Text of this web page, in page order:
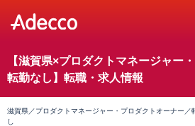
【滋賀県×プロダクトマネージャー
転勤なし】転職・求人情報
滋賀県／プロダクトマネージャー・プロダクトオーナー／
し